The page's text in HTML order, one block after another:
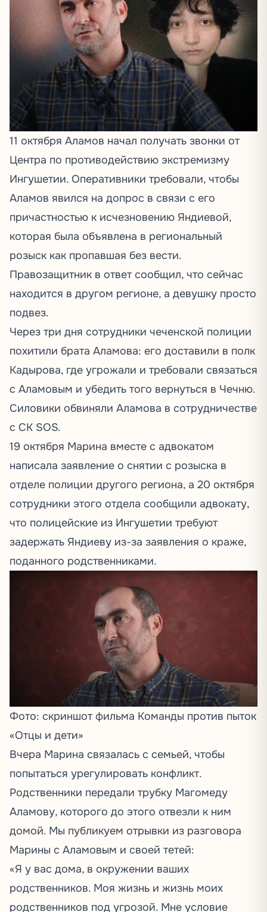
11 октября Аламов начал получать звонки от
Центра по противодействию экстремизму
Ингушетии. Оперативники требовали, чтобы
Аламов явился на допрос в связи с его
причастностью к исчезновению Яндиевой,
которая была объявлена в региональный
розыск как пропавшая без вести.
Правозащитник в ответ сообщил, что сейчас
находится в другом регионе, а девушку просто
подвез.
Через три дня сотрудники чеченской полиции
похитили брата Аламова: его доставили в полк
Кадырова, где угрожали и требовали связаться
с Аламовым и убедить того вернуться в Чечню.
Силовики обвиняли Аламова в сотрудничестве
с СК SOS.
19 октября Марина вместе с адвокатом
написала заявление о снятии с розыска в
отделе полиции другого региона, а 20 октября
сотрудники этого отдела сообщили адвокату,
что полицейские из Ингушетии требуют
задержать Яндиеву из-за заявления о краже,
поданного родственниками.
Фото: скриншот фильма Команды против пыток
«Отцы и дети»
Вчера Марина связалась с семьей, чтобы
попытаться урегулировать конфликт.
Родственники передали трубку Магомеду
Аламову, которого до этого отвезли к ним
домой. Мы публикуем отрывки из разговора
Марины с Аламовым и своей тетей:
«Я у вас дома, в окружении ваших
родственников. Моя жизнь и жизнь моих
родственников под угрозой. Мне условие